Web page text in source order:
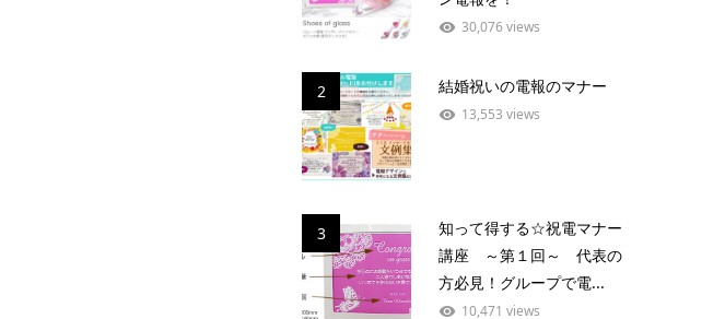
30,076 views
2 結婚祝いの電報のマナー
13,553 views
3
知って得する☆祝電マナー
講座 ～第１回～ 代表の
方必見！グループで電...
10,471 views